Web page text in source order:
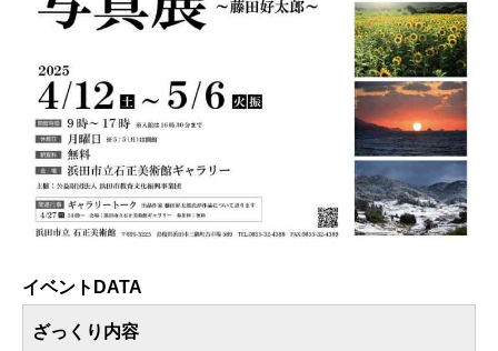
イベントDATA
ざっくり内容